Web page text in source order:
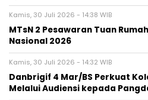
Kamis, 30 Juli 2026 - 14:38 WIB
MTsN 2 Pesawaran Tuan
Nasional 2026
Kamis, 30 Juli 2026 - 14:32 WIB
Danbrigif 4 Mar/BS Perkuat
Melalui Audiensi kepada